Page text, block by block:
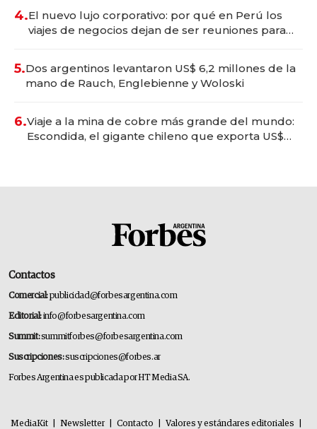
4.El nuevo lujo corporativo: por qué en Perú los
viajes de negocios dejan de ser reuniones para
5.Dos argentinos levantaron US$ 6,2 millones de la
mano de Rauch, Englebienne y Woloski
6.Viaje a la mina de cobre más grande del mundo:
Escondida, el gigante chileno que exporta US$
Contactos
Comercial:publicidad@forbesargentina.com
Editorial:info@forbesargentina.com
Summit:summitforbes@forbesargentina.com
Suscripciones:suscripciones@forbes.ar
Forbes Argentina es publicada por HT Media SA.
MediaKit Newsletter Contacto Valores y estándares editoriales